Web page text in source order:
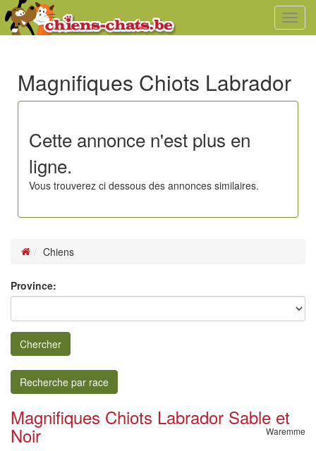
Magnifiques Chiots Labrador
Cette annonce n'est plus en
ligne.
Vous trouverez ci dessous des annonces similaires.
Chiens
Province:
Chercher
Recherche par race
Magnifiques Chiots Labrador Sable et
Noir Waremme